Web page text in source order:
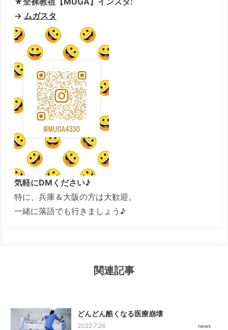
→ ムガスタ
気軽にDMください♪
特に、兵庫＆大阪の方は大歓迎。
一緒に落語でも行きましょう♪
関連記事
どんどん酷くなる医療崩壊
2022.7.26 news